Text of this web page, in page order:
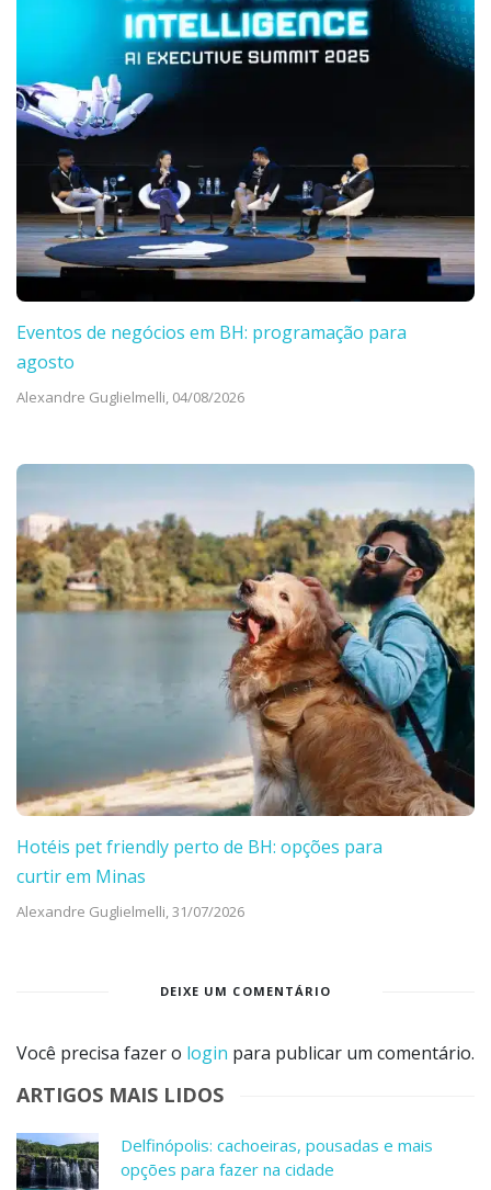
Eventos de negócios em BH: programação para
agosto
Alexandre Guglielmelli, 04/08/2026
Hotéis pet friendly perto de BH: opções para
curtir em Minas
Alexandre Guglielmelli,31/07/2026
DEIXE UM COMENTÁRIO
Você precisa fazer o login para publicar um comentário.
ARTIGOS MAIS LIDOS
Delfinópolis: cachoeiras, pousadas e mais
opções para fazer na cidade